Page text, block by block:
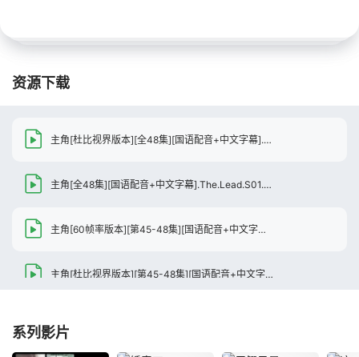
资源下载
主角[杜比视界版本][全48集][国语配音+中文字幕].The.Lead.S01.2026.2160p.WEB-DL.H265.DV.DDP5.1-BlackTV
主角[全48集][国语配音+中文字幕].The.Lead.S01.2026.2160p.WEB-DL.H265.DDP5.1-BlackTV
主角[60帧率版本][第45-48集][国语配音+中文字幕].The.Lead.S01.2026.2160p.WEB-DL.H265.HDR.60fps.DDP5.1-BlackTV
主角[杜比视界版本][第45-48集][国语配音+中文字幕].The.Lead.S01.2026.2160p.WEB-DL.H265.DV.DDP5.1-BlackTV
系列影片